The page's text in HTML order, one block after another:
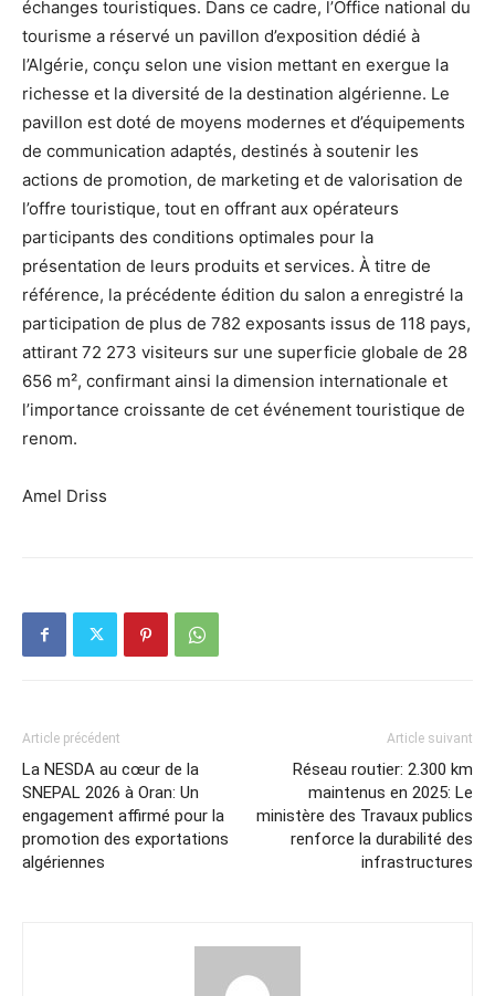
échanges touristiques. Dans ce cadre, l’Office national du
tourisme a réservé un pavillon d’exposition dédié à
l’Algérie, conçu selon une vision mettant en exergue la
richesse et la diversité de la destination algérienne. Le
pavillon est doté de moyens modernes et d’équipements
de communication adaptés, destinés à soutenir les
actions de promotion, de marketing et de valorisation de
l’offre touristique, tout en offrant aux opérateurs
participants des conditions optimales pour la
présentation de leurs produits et services. À titre de
référence, la précédente édition du salon a enregistré la
participation de plus de 782 exposants issus de 118 pays,
attirant 72 273 visiteurs sur une superficie globale de 28
656 m², confirmant ainsi la dimension internationale et
l’importance croissante de cet événement touristique de
renom.
Amel Driss
Article précédent
La NESDA au cœur de la
SNEPAL 2026 à Oran: Un
engagement affirmé pour la
promotion des exportations
algériennes
Article suivant
Réseau routier: 2.300 km
maintenus en 2025: Le
ministère des Travaux publics
renforce la durabilité des
infrastructures